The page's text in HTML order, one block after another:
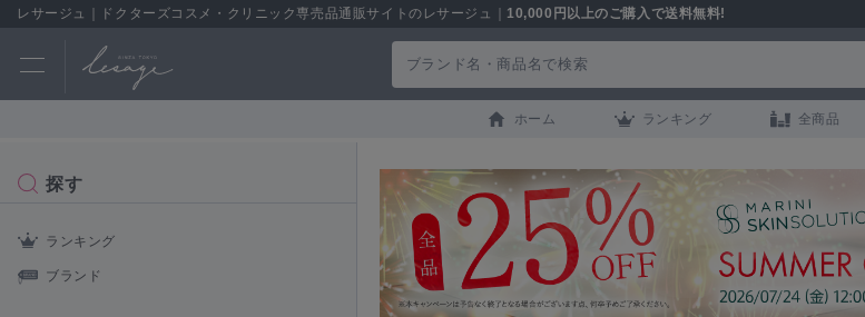
レサージュ｜ドクターズコスメ・クリニック専売品通販サイトのレサージュ｜ 10,000円以上のご購入で送料無料!
ホーム ランキング 全商品
探す
ランキング
ブランド